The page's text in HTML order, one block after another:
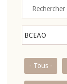
- Tous -